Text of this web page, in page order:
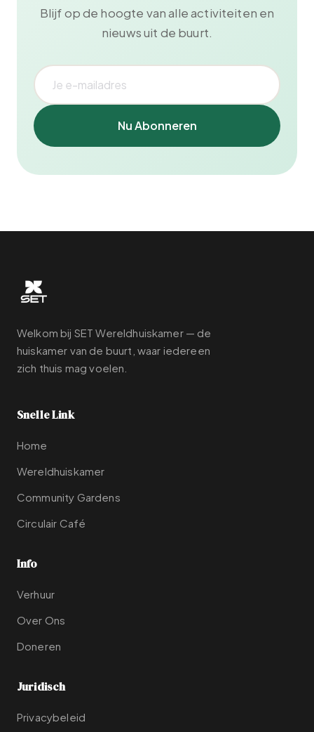
Blijf op de hoogte van alle activiteiten en
nieuws uit de buurt.
Nu Abonneren
Welkom bij SET Wereldhuiskamer — de
huiskamer van de buurt, waar iedereen
zich thuis mag voelen.
Snelle Link
Home
Wereldhuiskamer
Community Gardens
Circulair Café
Info
Verhuur
Over Ons
Doneren
Juridisch
Privacybeleid